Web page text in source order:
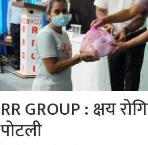
RR GROUP : क्षय
पोटली